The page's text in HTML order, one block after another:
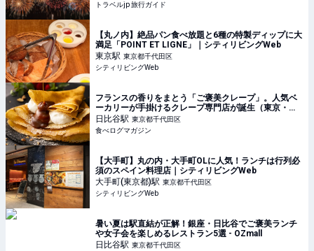
トラベルjp 旅行ガイド
【丸ノ内】絶品パン食べ放題と6種の特製ディップに大
満足「POINT ET LIGNE」｜シティリビングWeb
東京駅 東京都千代田区
シティリビングWeb
フランスの香りをまとう「ご褒美クレープ」。人気ベ
ーカリーが手掛けるクレープ専門店が誕生（東京・日
比谷） | 食べログマガジン
日比谷駅 東京都千代田区
食べログマガジン
【大手町】丸の内・大手町OLに人気！ランチは行列必
須のスペイン料理店｜シティリビングWeb
大手町(東京都)駅 東京都千代田区
シティリビングWeb
暑い夏は駅直結が正解！銀座・日比谷でご褒美ランチ
や女子会を楽しめるレストラン5選 - OZmall
日比谷駅 東京都千代田区